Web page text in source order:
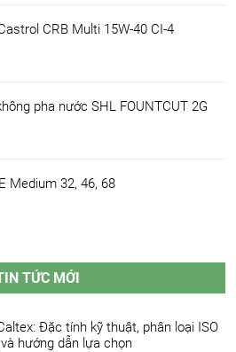
CRB Multi 15W-40 CI-4
pha nước SHL FOUNTCUT 2G
Medium 32, 46, 68
TỨC MỚI
Đặc tính kỹ thuật, phân loại ISO
hướng dẫn lựa chọn